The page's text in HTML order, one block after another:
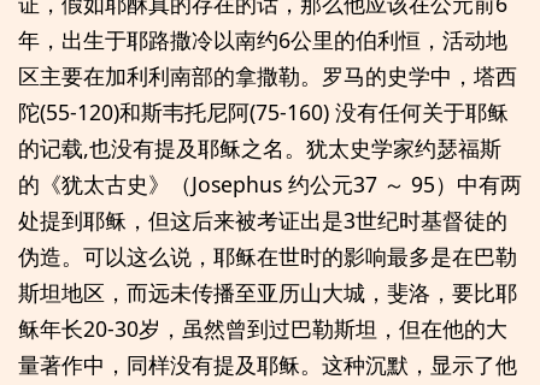
年，出生于耶路撒冷以南约6公里的伯利恒，活动地
区主要在加利利南部的拿撒勒。罗马的史学中，塔西
陀(55-120)和斯韦托尼阿(75-160) 没有任何关于耶稣
的记载,也没有提及耶稣之名。犹太史学家约瑟福斯
的《犹太古史》（Josephus 约公元37 ～ 95）中有两
处提到耶稣，但这后来被考证出是3世纪时基督徒的
伪造。可以这么说，耶稣在世时的影响最多是在巴勒
斯坦地区，而远未传播至亚历山大城，斐洛，要比耶
稣年长20-30岁，虽然曾到过巴勒斯坦，但在他的大
量著作中，同样没有提及耶稣。这种沉默，显示了他